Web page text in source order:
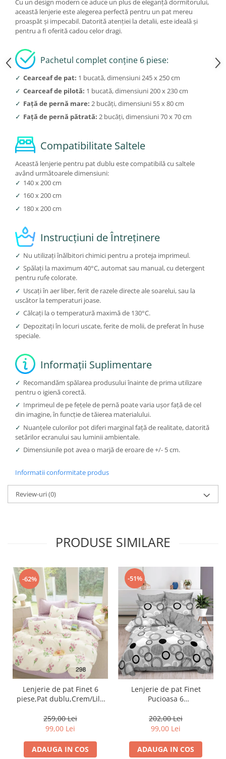
Cu un design modern ce aduce un plus de eleganță dormitorului,
această lenjerie este alegerea perfectă pentru un pat mereu
proaspăt și impecabil. Datorită atenției la detalii, este ideală și
pentru a fi oferită cadou celor dragi.
Pachetul complet conține 6 piese:
✓ Cearceaf de pat: 1 bucată, dimensiuni 245 x 250 cm
✓ Cearceaf de pilotă: 1 bucată, dimensiuni 200 x 230 cm
✓ Față de pernă mare: 2 bucăți, dimensiuni 55 x 80 cm
✓ Față de pernă pătrată: 2 bucăți, dimensiuni 70 x 70 cm
Compatibilitate Saltele
Această lenjerie pentru pat dublu este compatibilă cu saltele
având următoarele dimensiuni:
✓ 140 x 200 cm
✓ 160 x 200 cm
✓ 180 x 200 cm
Instrucțiuni de Întreținere
✓ Nu utilizați înălbitori chimici pentru a proteja imprimeul.
✓ Spălați la maximum 40°C, automat sau manual, cu detergent
pentru rufe colorate.
✓ Uscați în aer liber, ferit de razele directe ale soarelui, sau la
uscător la temperaturi joase.
✓ Călcați la o temperatură maximă de 130°C.
✓ Depozitați în locuri uscate, ferite de molii, de preferat în huse
speciale.
Informații Suplimentare
✓ Recomandăm spălarea produsului înainte de prima utilizare
pentru o igienă corectă.
✓ Imprimeul de pe fețele de pernă poate varia ușor față de cel
din imagine, în funcție de tăierea materialului.
✓ Nuanțele culorilor pot diferi marginal față de realitate, datorită
setărilor ecranului sau luminii ambientale.
✓ Dimensiunile pot avea o marjă de eroare de +/- 5 cm.
Informatii conformitate produs
Review-uri(0)
PRODUSE SIMILARE
-62%
Lenjerie de pat Finet 6
piese,Pat dublu,Crem/Lila
259,00 Lei
99,00 Lei
ADAUGA IN COS
-51%
Lenjerie de pat Finet
Pucioasa 6
202,00 Lei
99,00 Lei
ADAUGA IN COS